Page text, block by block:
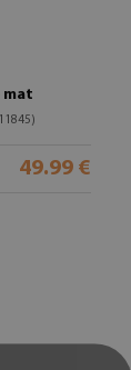
mat
49.99 €